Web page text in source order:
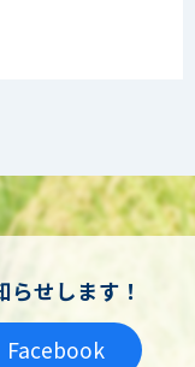
せします！
Facebook